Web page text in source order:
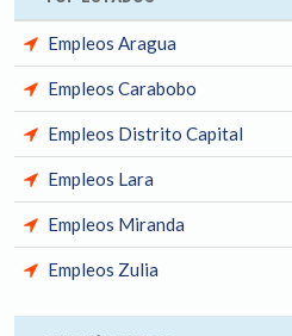
Empleos Aragua
Empleos Carabobo
Empleos Distrito Capital
Empleos Lara
Empleos Miranda
Empleos Zulia